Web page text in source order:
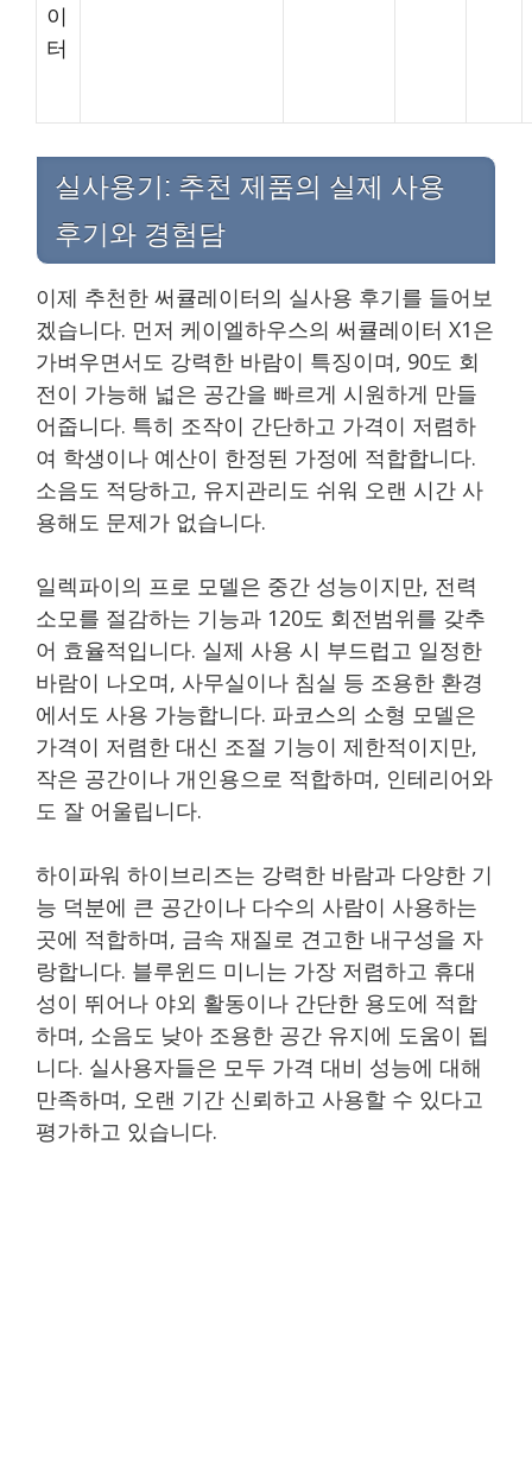
이
터
실사용기: 추천 제품의 실제 사용
후기와 경험담
이제 추천한 써큘레이터의 실사용 후기를 들어보
겠습니다. 먼저 케이엘하우스의 써큘레이터 X1은
가벼우면서도 강력한 바람이 특징이며, 90도 회
전이 가능해 넓은 공간을 빠르게 시원하게 만들
어줍니다. 특히 조작이 간단하고 가격이 저렴하
여 학생이나 예산이 한정된 가정에 적합합니다.
소음도 적당하고, 유지관리도 쉬워 오랜 시간 사
용해도 문제가 없습니다.
일렉파이의 프로 모델은 중간 성능이지만, 전력
소모를 절감하는 기능과 120도 회전범위를 갖추
어 효율적입니다. 실제 사용 시 부드럽고 일정한
바람이 나오며, 사무실이나 침실 등 조용한 환경
에서도 사용 가능합니다. 파코스의 소형 모델은
가격이 저렴한 대신 조절 기능이 제한적이지만,
작은 공간이나 개인용으로 적합하며, 인테리어와
도 잘 어울립니다.
하이파워 하이브리즈는 강력한 바람과 다양한 기
능 덕분에 큰 공간이나 다수의 사람이 사용하는
곳에 적합하며, 금속 재질로 견고한 내구성을 자
랑합니다. 블루윈드 미니는 가장 저렴하고 휴대
성이 뛰어나 야외 활동이나 간단한 용도에 적합
하며, 소음도 낮아 조용한 공간 유지에 도움이 됩
니다. 실사용자들은 모두 가격 대비 성능에 대해
만족하며, 오랜 기간 신뢰하고 사용할 수 있다고
평가하고 있습니다.